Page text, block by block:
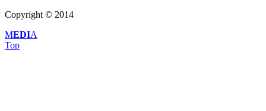
Copyright © 2014
MEDIA
Top